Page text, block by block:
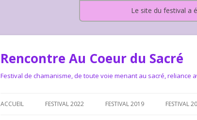
Le site du festival a
Rencontre Au Coeur du Sacré
Festival de chamanisme, de toute voie menant au sacré, reliance
ACCUEIL FESTIVAL 2022 FESTIVAL 2019 FESTIVAL